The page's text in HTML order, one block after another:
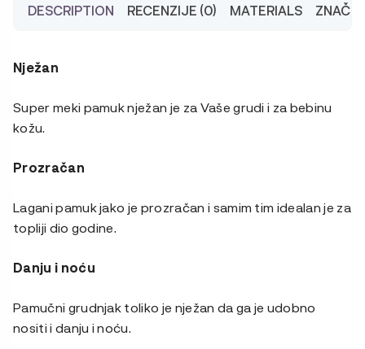
DESCRIPTION RECENZIJE (0) MATERIALS
Nježan
Super meki pamuk nježan je za Vaše grudi i za bebinu
kožu.
Prozračan
Lagani pamuk jako je prozračan i samim tim idealan je za
topliji dio godine.
Danju i noću
Pamučni grudnjak toliko je nježan da ga je udobno
nositi i danju i noću.